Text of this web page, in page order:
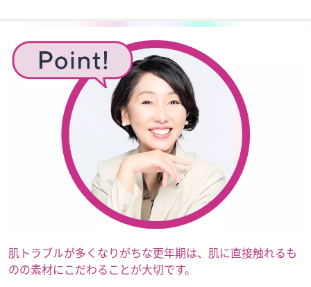
肌トラブルが多くなりがちな更年期は、肌に直接触れるも
のの素材にこだわることが大切です。